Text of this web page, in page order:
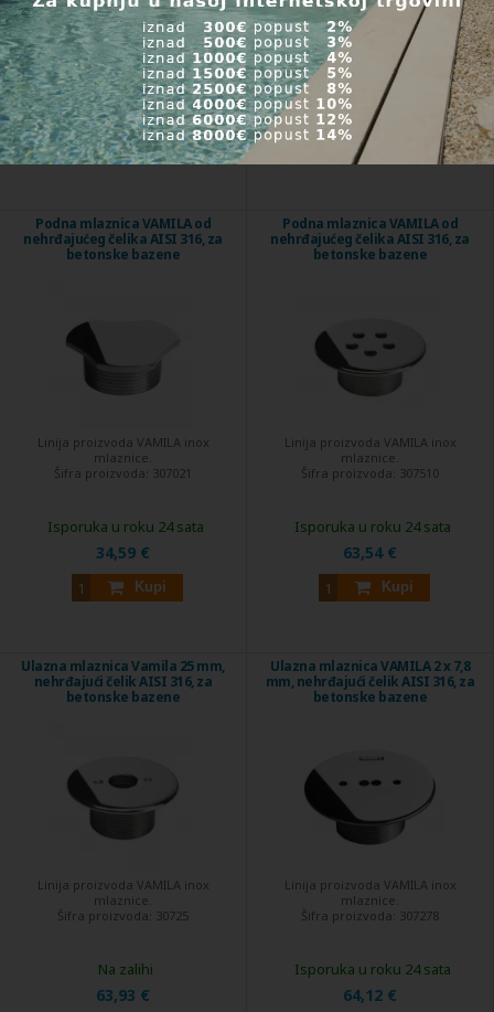
Šifra proizvoda:
312445
13,20 €
Kupi
Isporuka u roku 24 sata
Šifra proizvoda:
312545
17,10 €
Isporuka u roku 24 sata
Podna mlaznica VAMILA od
nehrđajućeg čelika AISI 316, za
betonske bazene
Linija proizvoda VAMILA inox
mlaznice.
Šifra proizvoda: 307021
34,59 €
Kupi
Isporuka u roku 24 sata
Podna mlaznica VAMILA od
nehrđajućeg čelika AISI 316, za
betonske bazene
Linija proizvoda VAMILA inox
mlaznice.
Šifra proizvoda: 307510
63,54 €
Kupi
Isporuka u roku 24 sata
Ulazna mlaznica Vamila 25 mm,
nehrđajući čelik AISI 316, za
betonske bazene
Linija proizvoda VAMILA inox
mlaznice.
Šifra proizvoda: 30725
63,93 €
Na zalihi
Ulazna mlaznica VAMILA 2 x 7,8
mm, nehrđajući čelik AISI 316, za
betonske bazene
Linija proizvoda VAMILA inox
mlaznice.
Šifra proizvoda: 307278
64,12 €
Isporuka u roku 24 sata